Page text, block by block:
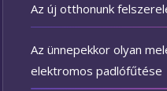
Az új otthonunk
Az ünnepekkor olyan
elektromos padlófűtése